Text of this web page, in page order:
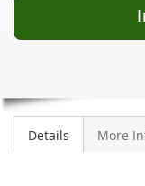
Details More